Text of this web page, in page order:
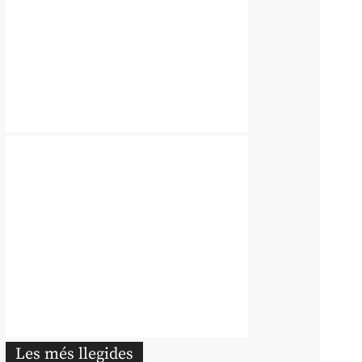
Les més llegides